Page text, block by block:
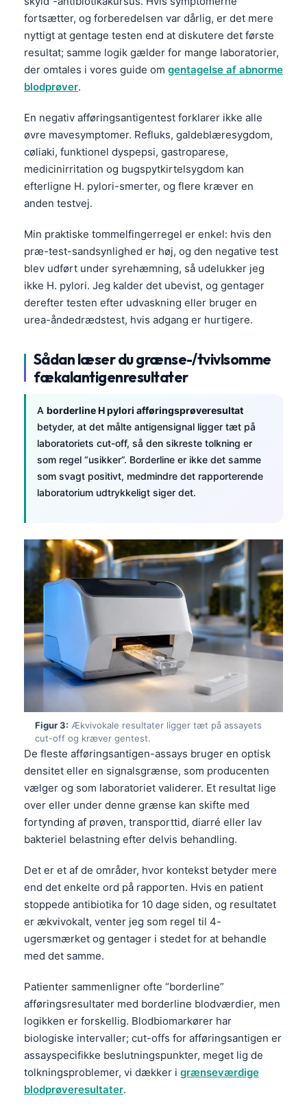
fortsætter, og forberedelsen var dårlig, er det mere
nyttigt at gentage testen end at diskutere det første
resultat; samme logik gælder for mange laboratorier,
der omtales i vores guide om gentagelse af abnorme
blodprøver.
En negativ afføringsantigentest forklarer ikke alle
øvre mavesymptomer. Refluks, galdeblæresygdom,
cøliaki, funktionel dyspepsi, gastroparese,
medicinirritation og bugspytkirtelsygdom kan
efterligne H. pylori-smerter, og flere kræver en
anden testvej.
Min praktiske tommelfingerregel er enkel: hvis den
præ-test-sandsynlighed er høj, og den negative test
blev udført under syrehæmning, så udelukker jeg
ikke H. pylori. Jeg kalder det ubevist, og gentager
derefter testen efter udvaskning eller bruger en
urea-åndedrædstest, hvis adgang er hurtigere.
Sådan læser du grænse-/tvivlsomme
fækalantigenresultater
A borderline H pylori afføringsprøveresultat
betyder, at det målte antigensignal ligger tæt på
laboratoriets cut-off, så den sikreste tolkning er
som regel “usikker”. Borderline er ikke det samme
som svagt positivt, medmindre det rapporterende
laboratorium udtrykkeligt siger det.
Figur 3: Ækvivokale resultater ligger tæt på assayets
cut-off og kræver gentest.
De fleste afføringsantigen-assays bruger en optisk
densitet eller en signalsgrænse, som producenten
vælger og som laboratoriet validerer. Et resultat lige
over eller under denne grænse kan skifte med
fortynding af prøven, transporttid, diarré eller lav
bakteriel belastning efter delvis behandling.
Det er et af de områder, hvor kontekst betyder mere
end det enkelte ord på rapporten. Hvis en patient
stoppede antibiotika for 10 dage siden, og resultatet
er ækvivokalt, venter jeg som regel til 4-
ugersmærket og gentager i stedet for at behandle
med det samme.
Patienter sammenligner ofte “borderline”
afføringsresultater med borderline blodværdier, men
logikken er forskellig. Blodbiomarkører har
biologiske intervaller; cut-offs for afføringsantigen er
assayspecifikke beslutningspunkter, meget lig de
tolkningsproblemer, vi dækker i grænseværdige
blodprøveresultater.